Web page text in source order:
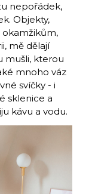
nepořádek,
Objekty,
okamžikům,
mě dělají
mušli, kterou
mnoho váz
svíčky - i
sklenice a
kávu a vodu.